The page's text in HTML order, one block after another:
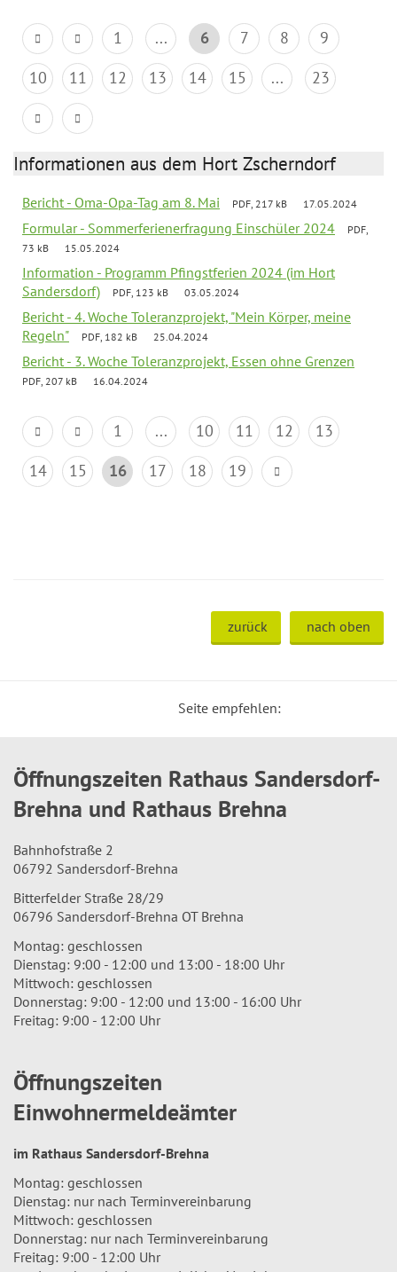
1 ... 6 7 8
9
10
11 12 13 14 15 ... 23
Informationen aus dem Hort Zscherndorf
Bericht - Oma-Opa-Tag am 8. Mai PDF, 217 kB 17.05.2024
Formular - Sommerferienerfragung Einschüler 2024
PDF,
73 kB
15.05.2024
Information - Programm Pfingstferien 2024 (im Hort
Sandersdorf)
PDF, 123 kB 03.05.2024
Bericht - 4. Woche Toleranzprojekt, "Mein Körper, meine
Regeln"
PDF, 182 kB 25.04.2024
Bericht - 3. Woche Toleranzprojekt, Essen ohne Grenzen
PDF, 207 kB 16.04.2024
1 ... 10 11 12
13
14
15 16 17 18 19
zurück nach oben
Seite empfehlen:
Öffnungszeiten Rathaus Sandersdorf-
Brehna und Rathaus Brehna
Bahnhofstraße 2
06792 Sandersdorf-Brehna
Bitterfelder Straße 28/29
06796 Sandersdorf-Brehna OT Brehna
Montag: geschlossen
Dienstag: 9:00 - 12:00 und 13:00 - 18:00 Uhr
Mittwoch: geschlossen
Donnerstag: 9:00 - 12:00 und 13:00 - 16:00 Uhr
Freitag: 9:00 - 12:00 Uhr
Öffnungszeiten
Einwohnermeldeämter
im Rathaus Sandersdorf-Brehna
Montag: geschlossen
Dienstag: nur nach Terminvereinbarung
Mittwoch: geschlossen
Donnerstag: nur nach Terminvereinbarung
Freitag: 9:00 - 12:00 Uhr